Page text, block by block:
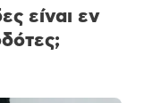
είναι εν